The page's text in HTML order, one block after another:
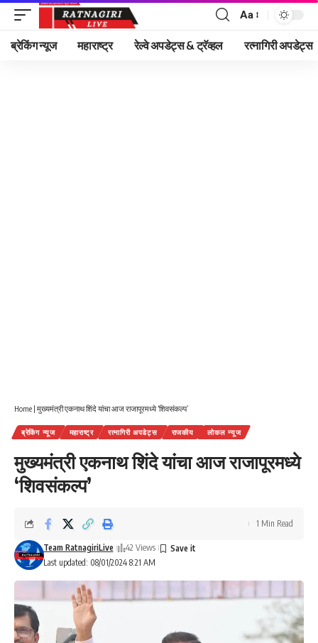
Font
Resizer
Aa
ब्रेकिंग न्यूज महाराष्ट्र रेल्वे अपडेट्स & ट्रॅव्हल रत्नागिरी अपडेट्स
Home | मुख्यमंत्री एकनाथ शिंदे यांचा आज राजापूरमध्ये ‘शिवसंकल्प’
ब्रेकिंग न्यूज महाराष्ट्र रत्नागिरी अपडेट्स राजकीय लोकल न्यूज
मुख्यमंत्री एकनाथ शिंदे यांचा आज राजापूरमध्ये
‘शिवसंकल्प’
Last updated: 08/01/2024 8:21 AM
Team RatnagiriLive 42 Views
1 Min Read